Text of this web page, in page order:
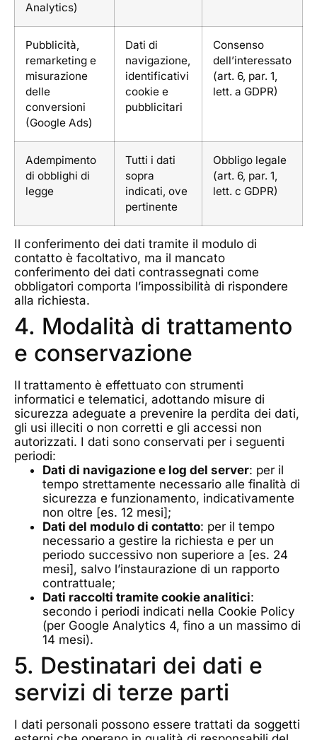
Analytics)
Pubblicità,
remarketing e
misurazione
delle
conversioni
(Google Ads)
Dati di
navigazione,
identificativi
cookie e
pubblicitari
Consenso
dell’interessato
(art. 6, par. 1,
lett. a GDPR)
Adempimento
di obblighi di
legge
Tutti i dati
sopra
indicati, ove
pertinente
Obbligo legale
(art. 6, par. 1,
lett. c GDPR)
Il conferimento dei dati tramite il modulo di
contatto è facoltativo, ma il mancato
conferimento dei dati contrassegnati come
obbligatori comporta l’impossibilità di rispondere
alla richiesta.
4. Modalità di trattamento
e conservazione
Il trattamento è effettuato con strumenti
informatici e telematici, adottando misure di
sicurezza adeguate a prevenire la perdita dei dati,
gli usi illeciti o non corretti e gli accessi non
autorizzati. I dati sono conservati per i seguenti
periodi:
Dati di navigazione e log del server: per il
tempo strettamente necessario alle finalità di
sicurezza e funzionamento, indicativamente
non oltre [es. 12 mesi];
Dati del modulo di contatto: per il tempo
necessario a gestire la richiesta e per un
periodo successivo non superiore a [es. 24
mesi], salvo l’instaurazione di un rapporto
contrattuale;
Dati raccolti tramite cookie analitici:
secondo i periodi indicati nella Cookie Policy
(per Google Analytics 4, fino a un massimo di
14 mesi).
5. Destinatari dei dati e
servizi di terze parti
I dati personali possono essere trattati da soggetti